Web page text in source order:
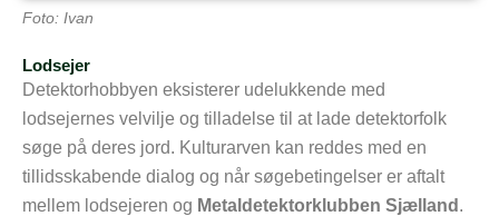
Foto: Ivan
Lodsejer
Detektorhobbyen eksisterer udelukkende med
lodsejernes velvilje og tilladelse til at lade detektorfolk
søge på deres jord. Kulturarven kan reddes med en
tillidsskabende dialog og når søgebetingelser er aftalt
mellem lodsejeren og Metaldetektorklubben Sjælland .